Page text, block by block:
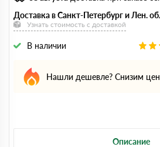
Доставка в Санкт-Петербург и Лен.
Узнать стоимость с доставкой
В наличии
Нашли дешевле? Снизим
Описание